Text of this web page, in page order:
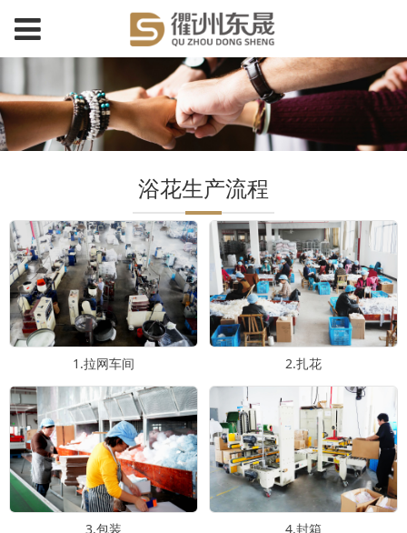
浴花生产流程
1.拉网车间 2.扎花
3.包装 4.封箱